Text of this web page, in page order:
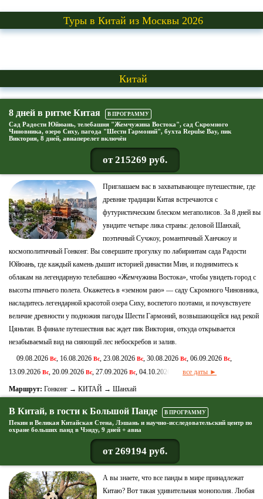
Туры в Китай из Москвы 2026
Китай
8 дней в ритме Китая В ПРОГРАММУ
Сад Радости Юйюань, телебашня "Жемчужина Востока", сад Скромного
Чиновника, озеро Сиху, пагода "Шести Гармоний", бухта Repulse Bay, пик
Виктория, 8 дней, авиаперелет включён
от 215269 руб.
Приглашаем вас в захватывающее путешествие, где
древние традиции Китая встречаются с
футуристическим блеском мегаполисов. За 8 дней вы
увидите четыре лика страны: деловой Шанхай,
поэтичный Сучжоу, романтичный Ханчжоу и
космополитичный Гонконг. Вы совершите прогулку по лабиринтам сада Радости
Юйюань, где каждый камень дышит историей династии Мин, и поднимитесь к
облакам на легендарную телебашню «Жемчужина Востока», чтобы увидеть город с
высоты птичьего полета. Окажетесь в «земном раю» — саду Скромного Чиновника,
насладитесь легендарной красотой озера Сиху, воспетого поэтами, и почувствуете
величие древности у подножия пагоды Шести Гармоний, возвышающейся над рекой
Цяньтан. В финале путешествия вас ждет пик Виктория, откуда открывается
незабываемый вид на сияющий лес небоскребов и залив.
09.08.2026 Вс, 16.08.2026 Вс, 23.08.2026 Вс, 30.08.2026 Вс, 06.09.2026 Вс,
13.09.2026 Вс, 20.09.2026 Вс, 27.09.2026 Вс, 04.10.2026 все даты ►
Маршрут: Гонконг → КИТАЙ → Шанхай
В Китай, в гости к Большой Панде В ПРОГРАММУ
Пекин и Великая Китайская Стена, Лэшань и научно-исследовательский центр по
охране больших панд в Чэнду, 9 дней + авиа
от 269194 руб.
А вы знаете, что все панды в мире принадлежат
Китаю? Вот такая удивительная монополия. Любая